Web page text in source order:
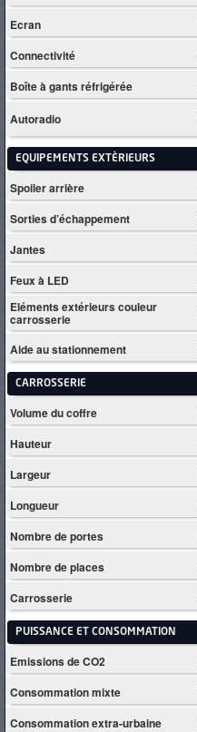
Ecran
Connectivité
Boîte à gants réfrigérée
Autoradio
EQUIPEMENTS EXTÈRIEURS
Spoiler arrière
Sorties d’échappement
Jantes
Feux à LED
Eléments extérieurs couleur
carrosserie
Aide au stationnement
CARROSSERIE
Volume du coffre
Hauteur
Largeur
Longueur
Nombre de portes
Nombre de places
Carrosserie
PUISSANCE ET CONSOMMATION
Emissions de CO2
Consommation mixte
Consommation extra-urbaine